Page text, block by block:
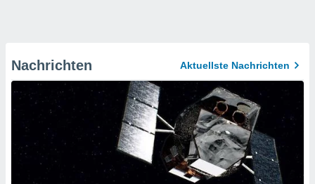
Nachrichten Aktuellste Nachrichten